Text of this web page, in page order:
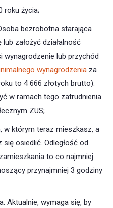
roku życia;
bezrobotna starająca
założyć działalność
lub przychód
wynagrodzenia za
to 4 666 złotych brutto).
w ramach tego zatrudnienia
ZUS;
w którym teraz mieszkasz, a
osiedlić. Odległość od
to co najmniej
przynajmniej 3 godziny
Aktualnie, wymaga się, by